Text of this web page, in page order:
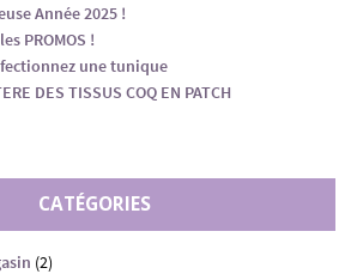
Année 2025 !
PROMOS !
une tunique
DES TISSUS COQ EN PATCH
CATÉGORIES
(2)